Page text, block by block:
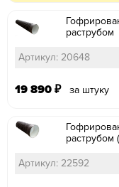
раструбом
Артикул: 20648
19 890 ₽ за штуку
раструбом
Артикул: 22592